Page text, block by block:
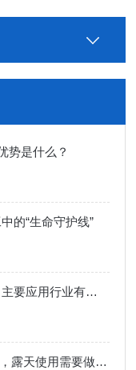
势是什么？
的“生命守护线”
钢丝网骨架管是否属于压力管道，主要应用行业有哪些？
紫外线对UPVC工业管有什么影响，露天使用需要做哪些防护？